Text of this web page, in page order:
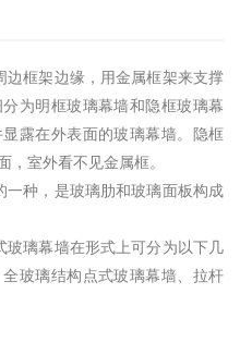
边框架边缘，用金属框架来支撑
为明框玻璃幕墙和隐框玻璃幕
露在外表面的玻璃幕墙。隐框
，室外看不见金属框。
一种，是玻璃肋和玻璃面板构成
璃幕墙在形式上可分为以下几
玻璃结构点式玻璃幕墙、拉杆